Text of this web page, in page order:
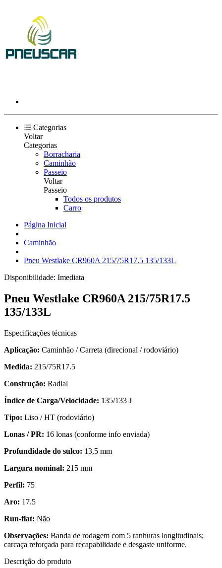
Categorias
Voltar
Categorias
Borracharia
Caminhão
Passeio
Voltar
Passeio
Todos os produtos
Carro
Página Inicial
Caminhão
Pneu Westlake CR960A 215/75R17.5 135/133L
Disponibilidade: Imediata
Pneu Westlake CR960A 215/75R17.5
135/133L
Especificações técnicas
Aplicação: Caminhão / Carreta (direcional / rodoviário)
Medida: 215/75R17.5
Construção: Radial
Índice de Carga/Velocidade: 135/133 J
Tipo: Liso / HT (rodoviário)
Lonas / PR: 16 lonas (conforme info enviada)
Profundidade do sulco: 13,5 mm
Largura nominal: 215 mm
Perfil: 75
Aro: 17.5
Run-flat: Não
Observações: Banda de rodagem com 5 ranhuras longitudinais;
carcaça reforçada para recapabilidade e desgaste uniforme.
Descrição do produto